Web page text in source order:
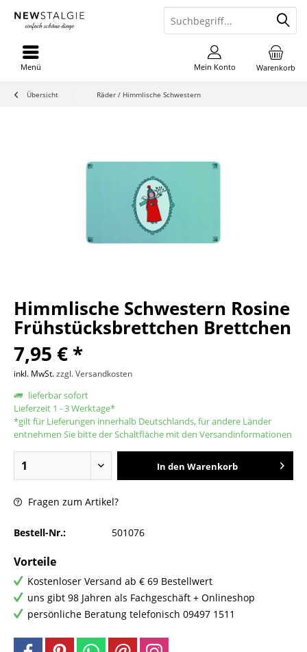
Warenkorb
Mein Konto
Menü
Übersicht Räder / Himmlische Schwestern
Himmlische Schwestern Rosine
Frühstücksbrettchen Brettchen
7,95 € *
inkl. MwSt.zzgl. Versandkosten
lieferbar sofort
Lieferzeit 1 - 3 Werktage*
*gilt für Lieferungen innerhalb Deutschlands, für andere Länder
entnehmen Sie bitte der Schaltfläche mit den Versandinformationen
In den Warenkorb
Fragen zum Artikel?
Bestell-Nr.: 501076
Vorteile
Kostenloser Versand ab € 69 Bestellwert
uns gibt 98 Jahren als Fachgeschäft + Onlineshop
persönliche Beratung telefonisch 09497 1511